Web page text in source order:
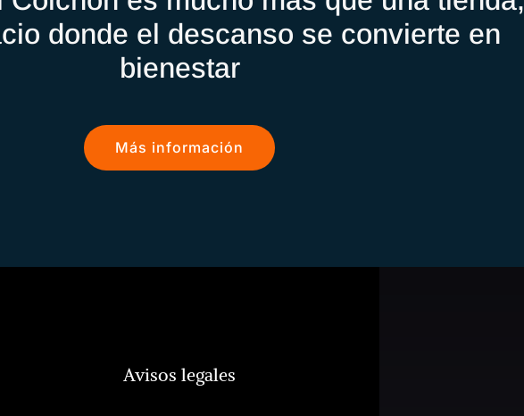
donde el descanso se convierte en
bienestar
Más información
Avisos legales